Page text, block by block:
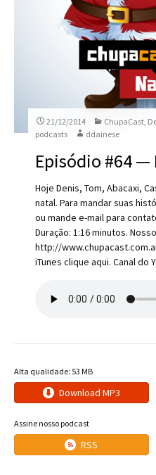
21/12/2014 ChupaCast,
podcasts
ddainese
Episódio #64 —
Hoje Denis, Tom, Abacaxi,
natal. Para mandar suas
ou mande e-mail para
Duração: 1:16 minutos.
http://
iTunes clique aqui. Canal do
Alta qualidade: 53 MB
Download MP3
Assine nosso podcast
RSS